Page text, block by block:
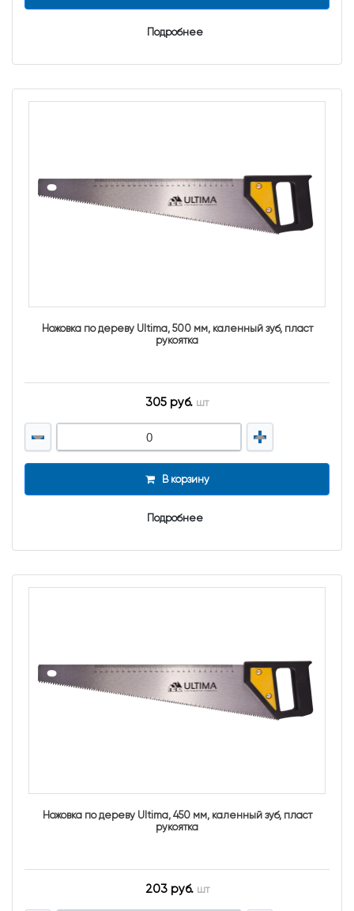
Подробнее
Ножовка по дереву Ultima, 500 мм, каленный зуб, пласт
рукоятка
305 руб. шт
В корзину
Подробнее
Ножовка по дереву Ultima, 450 мм, каленный зуб, пласт
рукоятка
203 руб. шт